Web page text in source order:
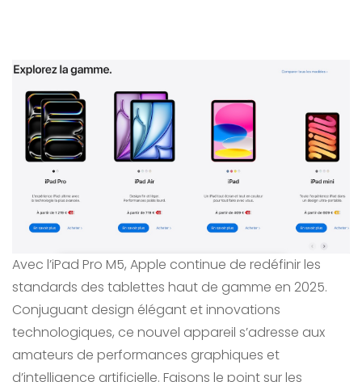
Avec l’iPad Pro M5, Apple continue de redéfinir les
standards des tablettes haut de gamme en 2025.
Conjuguant design élégant et innovations
technologiques, ce nouvel appareil s’adresse aux
amateurs de performances graphiques et
d’intelligence artificielle. Faisons le point sur les